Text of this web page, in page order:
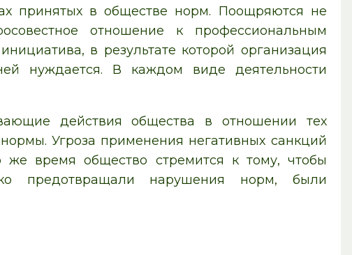
принятых в обществе норм. Поощряются не
отношение к профессиональным
в результате которой организация
нуждается. В каждом виде деятельности
действия общества в отношении тех
Угроза применения негативных санкций
время общество стремится к тому, чтобы
предотвращали нарушения норм, были